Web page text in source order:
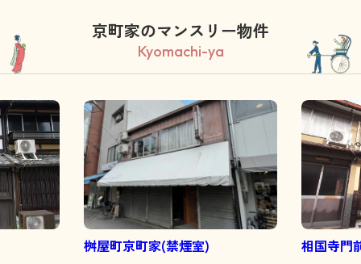
京町家のマンスリー物件
Kyomachi-ya
桝屋町京町家(禁煙室) 相国寺門